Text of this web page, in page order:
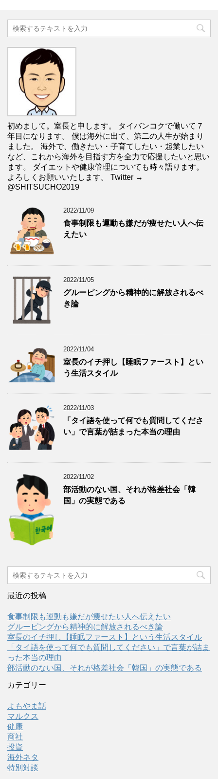
初めまして。室長と申します。 タイバンコクで働いて７
年目になります。 僕は海外に出て、第二の人生が始まり
ました。 海外で、働きたい・子育てしたい・起業したい
など、これから海外を目指す方を全力で応援したいと思い
ます。 ダイエットや健康管理についても時々語ります。
よろしくお願いいたします。 Twitter →
@SHITSUCHO2019
2022/11/09
食事制限も運動も嫌だが痩せたい人へ伝
えたい
2022/11/05
グルーピングから精神的に解放されるべ
き論
2022/11/04
室長のイチ押し【睡眠ファースト】とい
う生活スタイル
2022/11/03
「タイ語を使って何でも質問してくださ
い」で言葉が詰まった本当の理由
2022/11/02
部活動のない国、それが格差社会「韓
国」の実態である
最近の投稿
食事制限も運動も嫌だが痩せたい人へ伝えたい
グルーピングから精神的に解放されるべき論
室長のイチ押し【睡眠ファースト】という生活スタイル
「タイ語を使って何でも質問してください」で言葉が詰ま
った本当の理由
部活動のない国、それが格差社会「韓国」の実態である
カテゴリー
よもやま話
マルクス
健康
商社
投資
海外ネタ
特別対談